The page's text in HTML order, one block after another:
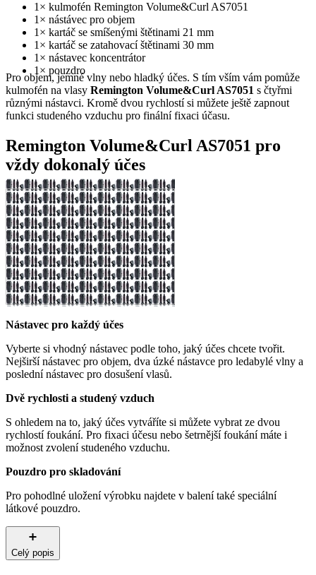
1× kulmofén Remington Volume&Curl AS7051
1× nástávec pro objem
1× kartáč se smíšenými štětinami 21 mm
1× kartáč se zatahovací štětinami 30 mm
1× nástavec koncentrátor
1× pouzdro
Pro objem, jemné vlny nebo hladký účes. S tím vším vám pomůže
kulmofén na vlasy Remington Volume&Curl AS7051 s čtyřmi
různými nástavci. Kromě dvou rychlostí si můžete ještě zapnout
funkci studeného vzduchu pro finální fixaci účasu.
Remington Volume&Curl AS7051 pro
vždy dokonalý účes
Nástavec pro každý účes
Vyberte si vhodný nástavec podle toho, jaký účes chcete tvořit.
Nejširší nástavec pro objem, dva úzké nástavce pro ledabylé vlny a
poslední nástavec pro dosušení vlasů.
Dvě rychlosti a studený vzduch
S ohledem na to, jaký účes vytváříte si můžete vybrat ze dvou
rychlostí foukání. Pro fixaci účesu nebo šetrnější foukání máte i
možnost zvolení studeného vzduchu.
Pouzdro pro skladování
Pro pohodlné uložení výrobku najdete v balení také speciální
látkové pouzdro.
Celý popis